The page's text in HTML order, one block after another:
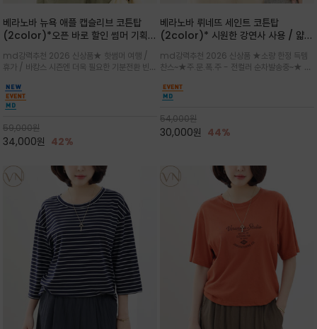
베라노바 뉴욕 애플 캡슬리브 코튼탑
(2color)*오픈 바로 할인 썸머 기획
★ 한정수량 제작 ★ 강연 코튼으로 빈
티지 프린트로 여름 하의와 모두 잘어울
리는 그래픽
md강력추천 2026 신상품★ 핫썸머 여행 /
휴가 / 바캉스 시즌엔 더욱 필요한 기분전환 빈티
부에 산뜻하게 닿는 프리미엄 /답답함 없는 라운
드 넥라인과 자연스럽게 어깨를 감싸는 캡슬리브
디자인이 팔 라인을 더욱 날씬
59,000원
34,000원 42%
베라노바 뤼네뜨 세인트 코튼탑
(2color)* 시원한 강연사 사용 / 얇고
피부에 잘 달라붙지 않아 통기성이 탁월
md강력추천 2026 신상품 ★소량 한정 득템
찬스~★주.문.폭.주 - 전컬러 순차발송중~★ 감
라인과 여유 있는 스탠다드 핏으로 부담 없이 착
용/과하지 않은 프린트 디테일이 룩에 세련된 위
트를 더해 데일리 룩에 포인트
54,000원
30,000원 44%